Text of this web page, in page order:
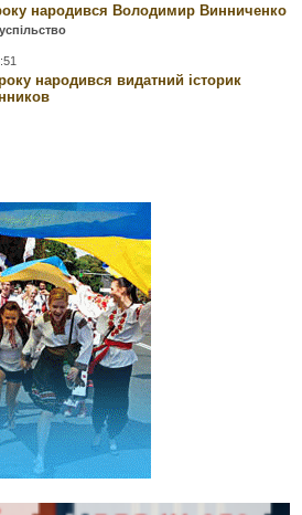
народився Володимир Винниченко
народився видатний історик